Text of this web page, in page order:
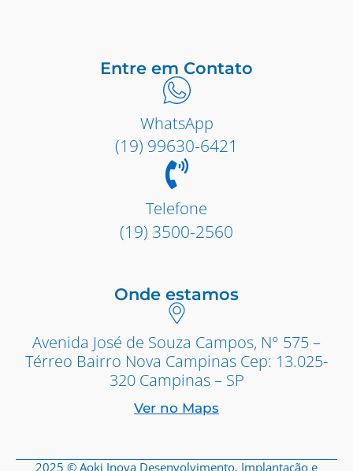
Entre em Contato
WhatsApp
(19) 99630-6421
Telefone
(19) 3500-2560
Onde estamos
Avenida José de Souza Campos, N° 575 –
Térreo Bairro Nova Campinas Cep: 13.025-
320 Campinas – SP
Ver no Maps
2025 © Aoki Inova Desenvolvimento, Implantação e